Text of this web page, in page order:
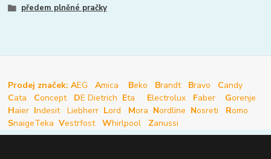
předem plněné pračky
Prodej značek: AEG Amica Beko Brandt Bravo Candy
Cata Concept DE Dietrich Eta Electrolux Faber Gorenje
Haier Indesit Liebherr Lord Mora Nordline Nosreti Romo
SnaigeTeka Vestrfost Whirlpool Zanussi